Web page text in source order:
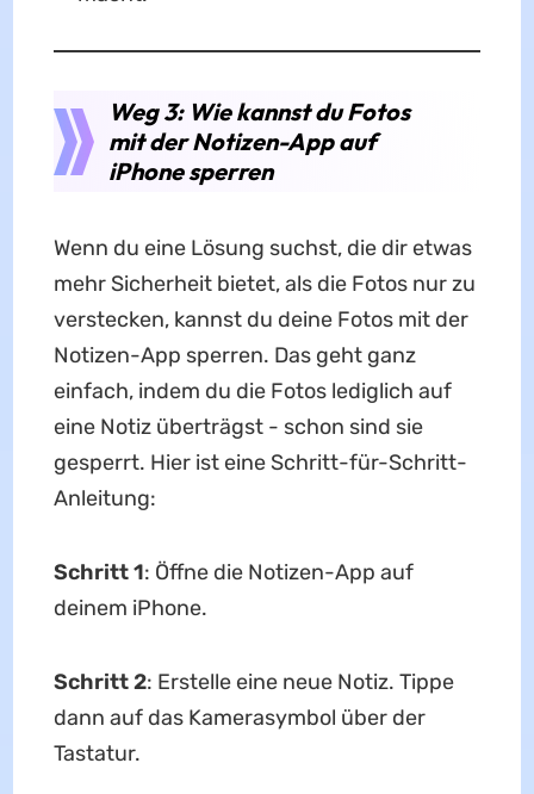
Weg 3: Wie kannst du Fotos
mit der Notizen-App auf
iPhone sperren
Wenn du eine Lösung suchst, die dir etwas
mehr Sicherheit bietet, als die Fotos nur zu
verstecken, kannst du deine Fotos mit der
Notizen-App sperren. Das geht ganz
einfach, indem du die Fotos lediglich auf
eine Notiz überträgst - schon sind sie
gesperrt. Hier ist eine Schritt-für-Schritt-
Anleitung:
Schritt 1: Öffne die Notizen-App auf
deinem iPhone.
Schritt 2: Erstelle eine neue Notiz. Tippe
dann auf das Kamerasymbol über der
Tastatur.